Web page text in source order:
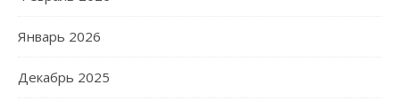
Январь 2026
Декабрь 2025